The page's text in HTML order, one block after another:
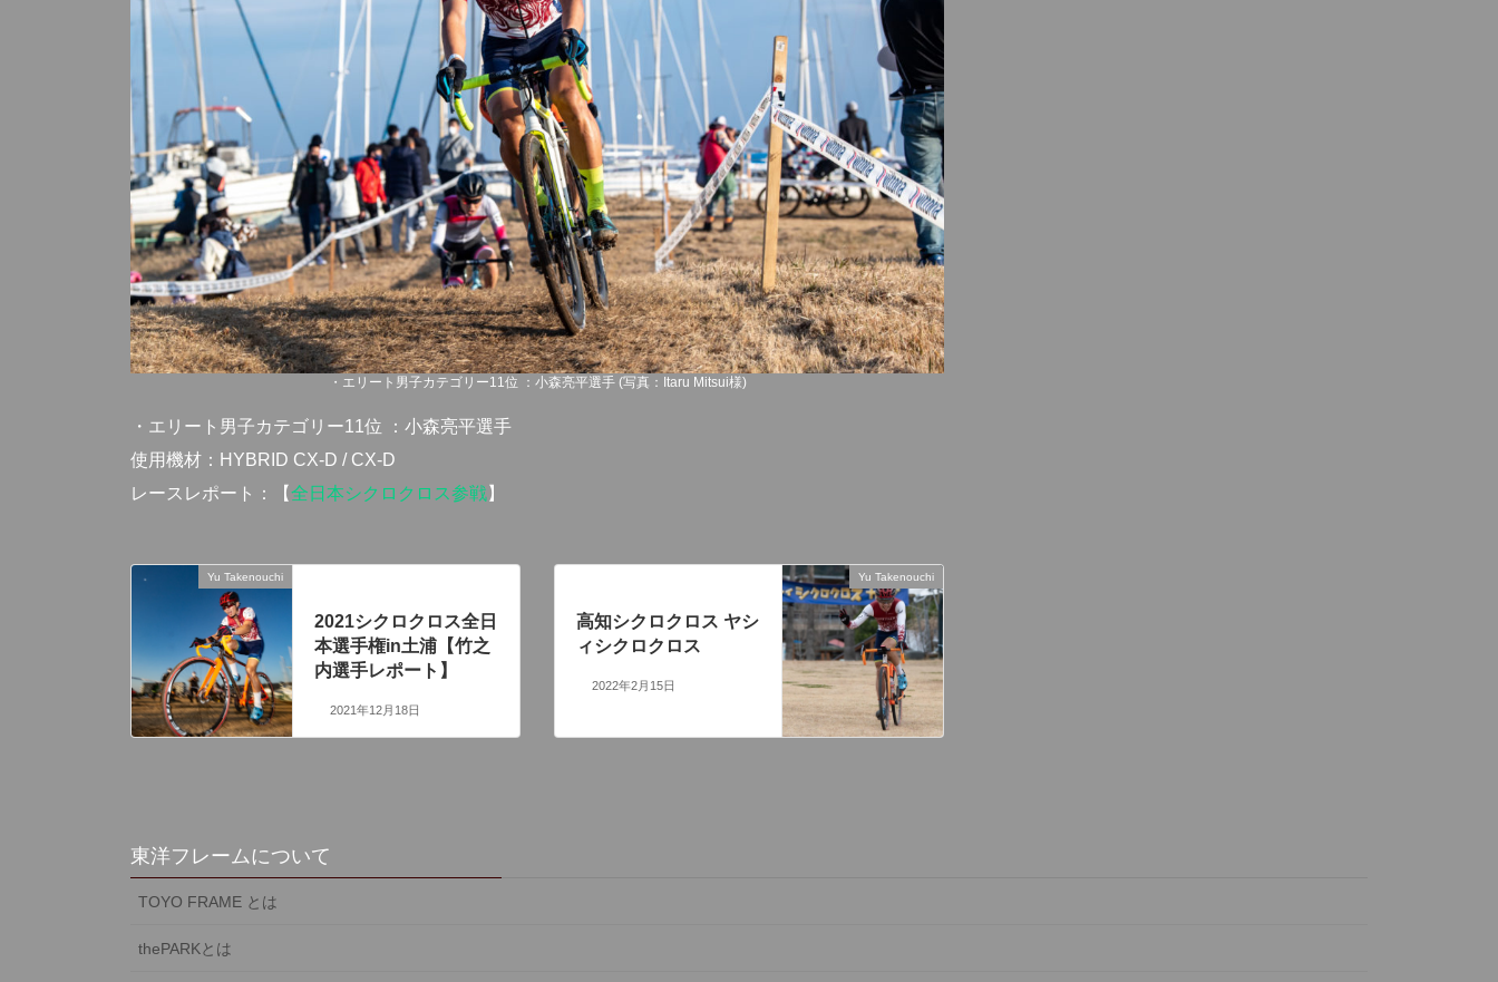
・エリート男子カテゴリー11位 ：小森亮平選手 (写真：Itaru Mitsui様)
・エリート男子カテゴリー11位 ：小森亮平選手
使用機材：HYBRID CX-D / CX-D
レースレポート：【全日本シクロクロス参戦】
Yu Takenouchi
2021シクロクロス全日
本選手権in土浦【竹之
内選手レポート】
2021年12月18日
Yu Takenouchi
高知シクロクロス ヤシ
ィシクロクロス
2022年2月15日
東洋フレームについて
TOYO FRAME とは
thePARKとは